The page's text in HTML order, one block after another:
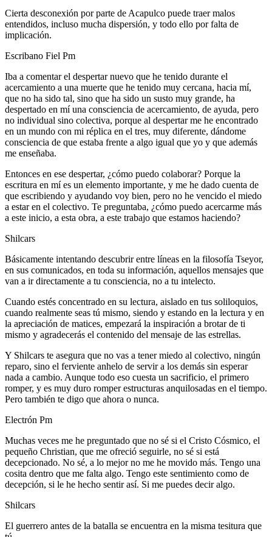
Cierta desconexión por parte de Acapulco puede traer malos
entendidos, incluso mucha dispersión, y todo ello por falta de
implicación.
Escribano Fiel Pm
Iba a comentar el despertar nuevo que he tenido durante el
acercamiento a una muerte que he tenido muy cercana, hacia mí,
que no ha sido tal, sino que ha sido un susto muy grande, ha
despertado en mí una consciencia de acercamiento, de ayuda, pero
no individual sino colectiva, porque al despertar me he encontrado
en un mundo con mi réplica en el tres, muy diferente, dándome
consciencia de que estaba frente a algo igual que yo y que además
me enseñaba.
Entonces en ese despertar, ¿cómo puedo colaborar? Porque la
escritura en mí es un elemento importante, y me he dado cuenta de
que escribiendo y ayudando voy bien, pero no he vencido el miedo
a estar en el colectivo. Te preguntaba, ¿cómo puedo acercarme más
a este inicio, a esta obra, a este trabajo que estamos haciendo?
Shilcars
Básicamente intentando descubrir entre líneas en la filosofía Tseyor,
en sus comunicados, en toda su información, aquellos mensajes que
van a ir directamente a tu consciencia, no a tu intelecto.
Cuando estés concentrado en su lectura, aislado en tus soliloquios,
cuando realmente seas tú mismo, siendo y estando en la lectura y en
la apreciación de matices, empezará la inspiración a brotar de ti
mismo y agradecerás el contenido del mensaje de las estrellas.
Y Shilcars te asegura que no vas a tener miedo al colectivo, ningún
reparo, sino el ferviente anhelo de servir a los demás sin esperar
nada a cambio. Aunque todo eso cuesta un sacrificio, el primero
romper, y es muy duro romper estructuras anquilosadas en el tiempo.
Pero también te digo que ahora o nunca.
Electrón Pm
Muchas veces me he preguntado que no sé si el Cristo Cósmico, el
pequeño Christian, que me ofreció seguirle, no sé si está
decepcionado. No sé, a lo mejor no me he movido más. Tengo una
cosita dentro que me falta algo. Tengo este sentimiento como de
decepción, si le he hecho sentir así. Si me puedes decir algo.
Shilcars
El guerrero antes de la batalla se encuentra en la misma tesitura que